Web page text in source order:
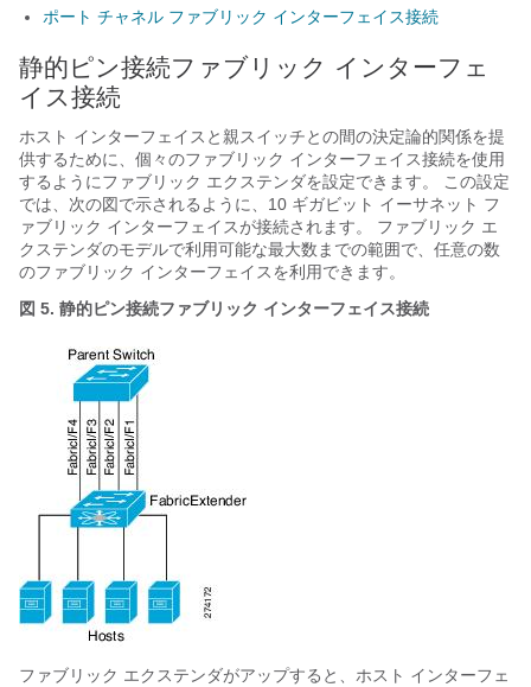
ポート チャネル ファブリック インターフェイス接続
静的ピン接続ファブリック インターフェ
イス接続
ホスト インターフェイスと親スイッチとの間の決定論的関係を提
供するために、個々のファブリック インターフェイス接続を使用
するようにファブリック エクステンダを設定できます。 この設定
では、次の図で示されるように、10 ギガビット イーサネット フ
ァブリック インターフェイスが接続されます。 ファブリック エ
クステンダのモデルで利用可能な最大数までの範囲で、任意の数
のファブリック インターフェイスを利用できます。
図 5. 静的ピン接続ファブリック インターフェイス接続
ファブリック エクステンダがアップすると、ホスト インターフェ